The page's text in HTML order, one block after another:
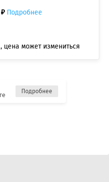
Подробнее
цена может измениться
Подробнее